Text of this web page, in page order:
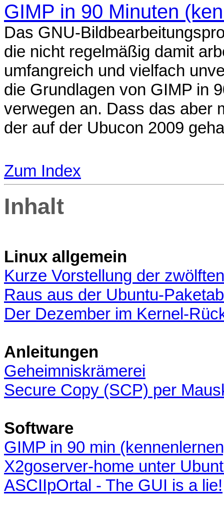
GIMP in 90 Minuten
Das GNU-
die nicht regelmäßig damit
umfangreich und vielfach
die Grundlagen von GIMP in
verwegen an. Dass das aber
der auf der Ubucon 2009
Zum Index
Inhalt
Linux allgemein
Kurze Vorstellung der
Raus aus der Ubuntu-
Der Dezember im Kernel-
Anleitungen
Geheimniskrämerei
Secure Copy (SCP) per
Software
GIMP in 90 min
X2goserver-home unter
ASCIIpOrtal - The GUI is a lie!